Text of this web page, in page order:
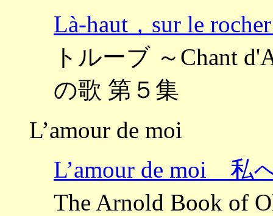
Là-haut，sur le
トルーブ ～Chant
の歌 第５集
L’amour de moi
L’amour de moi 私
The Arnold Book of